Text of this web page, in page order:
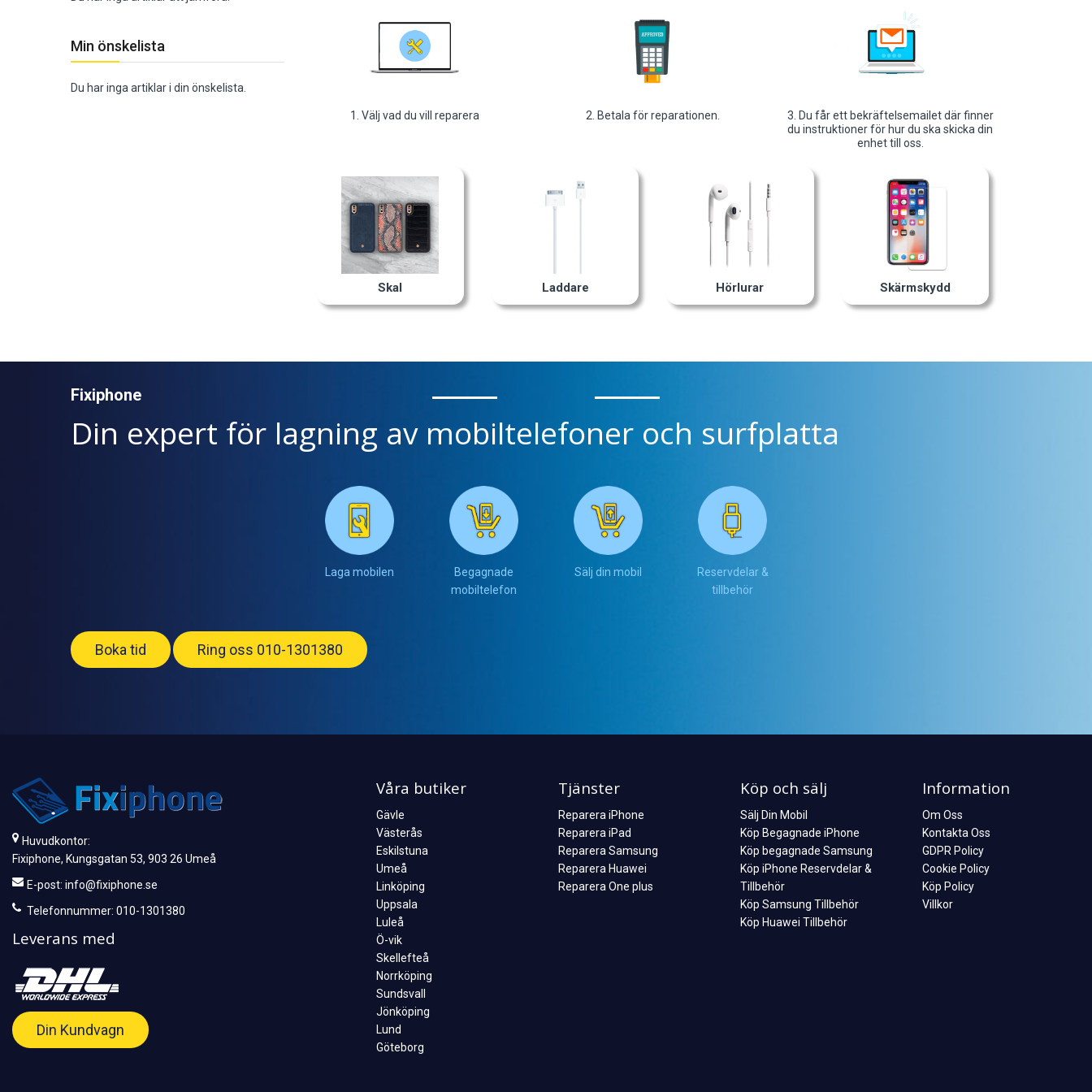
Min önskelista
Du har inga artiklar i din önskelista.
1. Välj vad du vill reparera 2. Betala för reparationen.
3. Du får ett bekräftelsemailet där finner
du instruktioner för hur du ska skicka din
enhet till oss.
Skal Laddare Hörlurar Skärmskydd
Fixiphone
Din expert för lagning av mobiltelefoner och surfplatta
Laga mobilen
Begagnade
mobiltelefon
Sälj din mobil
Reservdelar &
tillbehör
Boka tid Ring oss 010-1301380
Huvudkontor:
Fixiphone, Kungsgatan 53, 903 26 Umeå
E-post: info@fixiphone.se
Telefonnummer: 010-1301380
Leverans med
Din Kundvagn
Våra butiker
Gävle
Västerås
Eskilstuna
Umeå
Linköping
Uppsala
Luleå
Ö-vik
Skellefteå
Norrköping
Sundsvall
Jönköping
Lund
Göteborg
Tjänster
Reparera iPhone
Reparera iPad
Reparera Samsung
Reparera Huawei
Reparera One plus
Köp och sälj
Sälj Din Mobil
Köp Begagnade iPhone
Köp begagnade Samsung
Köp iPhone Reservdelar &
Tillbehör
Köp Samsung Tillbehör
Köp Huawei Tillbehör
Information
Om Oss
Kontakta Oss
GDPR Policy
Cookie Policy
Köp Policy
Villkor